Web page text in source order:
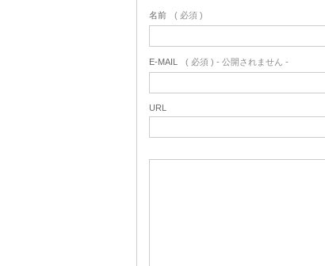
名前 ( 必須 )
E-MAIL ( 必須 ) - 公開されません -
URL